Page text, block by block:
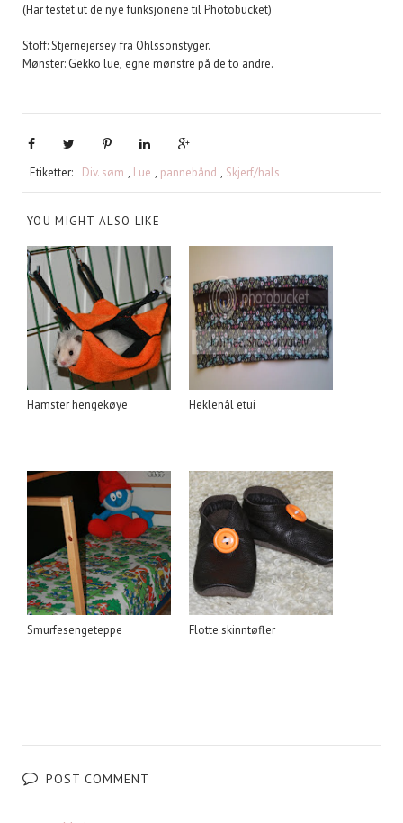
(Har testet ut de nye funksjonene til Photobucket)
Stoff: Stjernejersey fra Ohlssonstyger.
Mønster: Gekko lue, egne mønstre på de to andre.
Etiketter: Div. søm , Lue , pannebånd , Skjerf/hals
YOU MIGHT ALSO LIKE
Hamster hengekøye Heklenål etui
Smurfesengeteppe Flotte skinntøfler
POST COMMENT